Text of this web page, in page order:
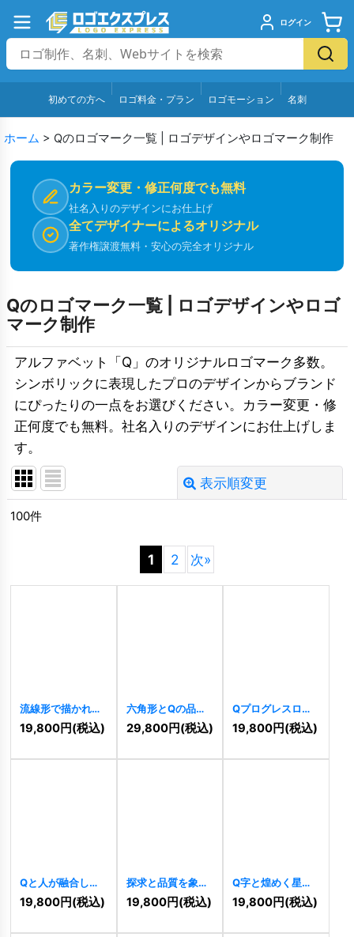
ログイン
初めての方へ ロゴ料金・プラン ロゴモーション 名刺
ホーム > Qのロゴマーク一覧 | ロゴデザインやロゴマーク制作
カラー変更・修正何度でも無料
社名入りのデザインにお仕上げ
全てデザイナーによるオリジナル
著作権譲渡無料・安心の完全オリジナル
Qのロゴマーク一覧 | ロゴデザインやロゴ
マーク制作
アルファベット「Q」のオリジナルロゴマーク多数。
シンボリックに表現したプロのデザインからブランド
にぴったりの一点をお選びください。カラー変更・修
正何度でも無料。社名入りのデザインにお仕上げしま
す。
表示順変更
絞り込む
100件
1 2 次»
流線形で描かれた
アルファベット
「Q」のモダンロ
19,800円(税込)
六角形とQの品質
ロゴ[10149]
29,800円(税込)
Qプログレスロゴ
[10145]
19,800円(税込)
Qと人が融合した
知性と活気のロゴ
10451 ]
19,800円(税込)
探求と品質を象徴
するQ字ロゴ
9680 ]
19,800円(税込)
Q字と煌めく星の
ロゴ[9400]
19,800円(税込)